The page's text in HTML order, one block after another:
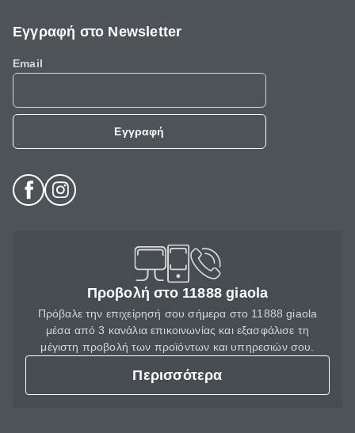
Εγγραφή στο Newsletter
Email
Εγγραφή
Προβολή στο 11888 giaola
Πρόβαλε την επιχείρησή σου σήμερα στο 11888 giaola
μέσα από 3 κανάλια επικοινωνίας και εξασφάλισε τη
μέγιστη προβολή των προϊόντων και υπηρεσιών σου.
Περισσότερα